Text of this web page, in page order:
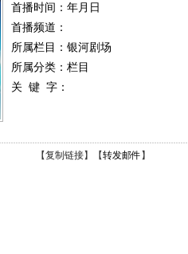
首播时间：年月日
首播频道：
所属栏目： 银河剧场
所属分类：栏目
关 键 字：
【复制链接】【转发邮件 】